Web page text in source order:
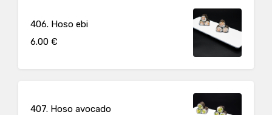
406. Hoso ebi
6.00 €
407. Hoso avocado